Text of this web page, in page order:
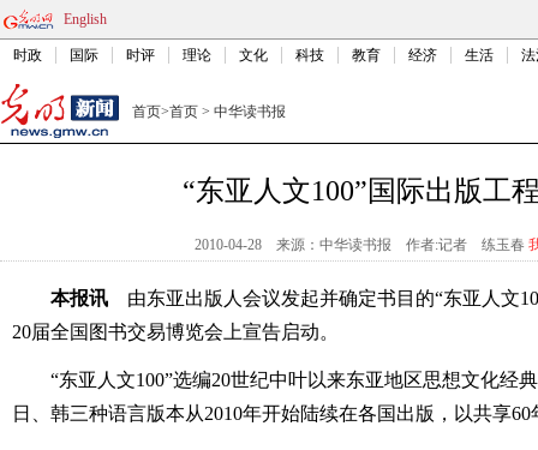
English
时政 国际 时评 理论 文化 科技 教育 经济 生活
首页>首页 > 中华读书报
“东亚人文100”国际出版工
2010-04-28 来源：中华读书报 作者:记者 练玉春
本报讯 由东亚出版人会议发起并确定书目的“东亚人文
20届全国图书交易博览会上宣告启动。
“东亚人文100”选编20世纪中叶以来东亚地区思想文化经
日、韩三种语言版本从2010年开始陆续在各国出版，以共享